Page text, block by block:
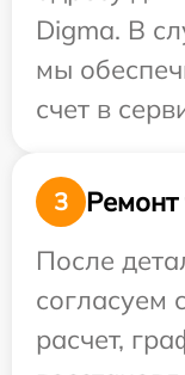
Digma. В
мы
счет в
3
Ремонт
После
согласуем
расчет,